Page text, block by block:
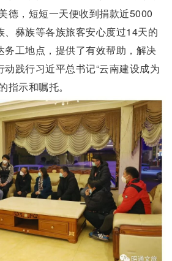
德，短短一天便收到捐款近5000
、彝族等各族旅客安心度过14天的
务工地点，提供了有效帮助，解决
践行习近平总书记“云南建设成为
指示和嘱托。